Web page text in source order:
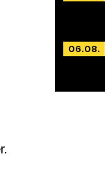
06.08.